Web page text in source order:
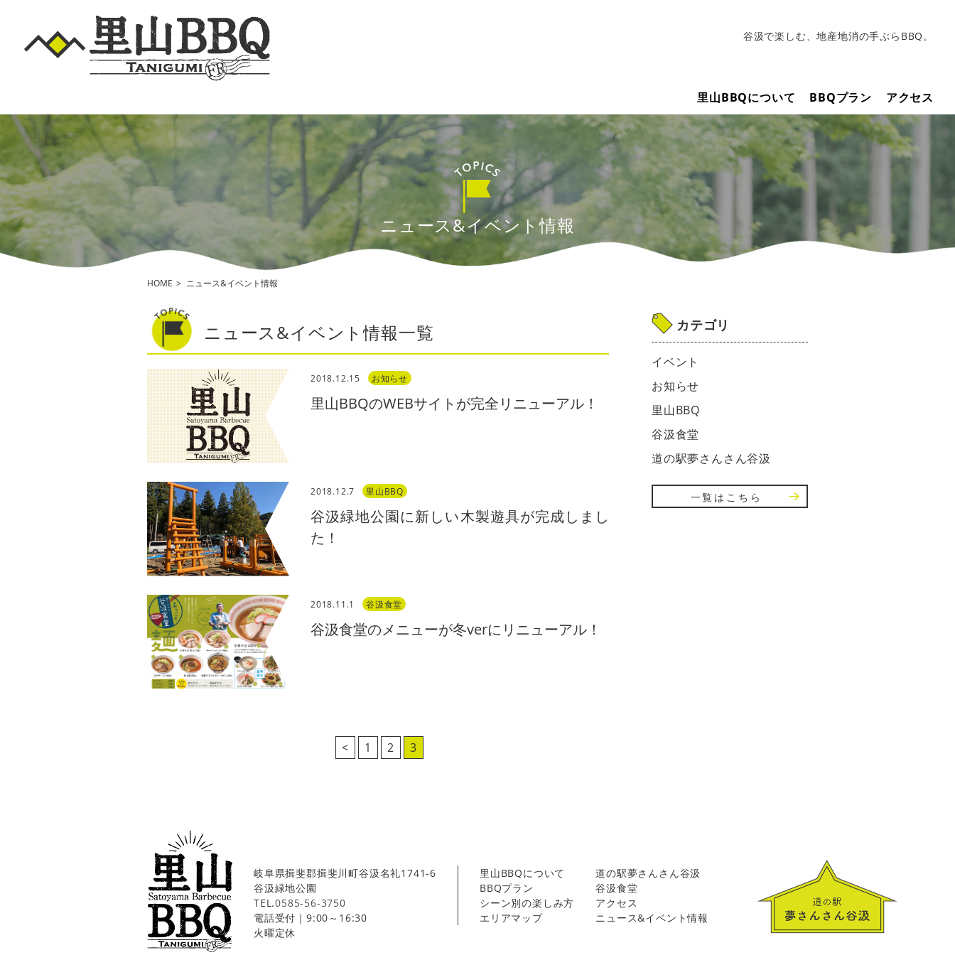
谷汲で楽しむ、地産地消の手ぶらBBQ。
里山BBQについて BBQプラン アクセス
ニュース&イベント情報
HOME ニュース&イベント情報
ニュース&イベント情報一覧
2018.12.15 お知らせ
里山BBQのWEBサイトが完全リニューアル！
2018.12.7 里山BBQ
谷汲緑地公園に新しい木製遊具が完成しまし
た！
2018.11.1 谷汲食堂
谷汲食堂のメニューが冬verにリニューアル！
< 1 2 3
カテゴリ
イベント
お知らせ
里山BBQ
谷汲食堂
道の駅夢さんさん谷汲
一覧はこちら
岐阜県揖斐郡揖斐川町谷汲名礼1741-6
谷汲緑地公園
TEL.0585-56-3750
電話受付｜9:00～16:30
火曜定休
里山BBQについて
BBQプラン
シーン別の楽しみ方
エリアマップ
道の駅夢さんさん谷汲
谷汲食堂
アクセス
ニュース&イベント情報